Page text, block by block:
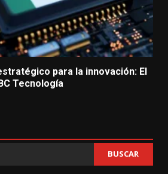
para la innovación: El
Tecnología
BUSCAR